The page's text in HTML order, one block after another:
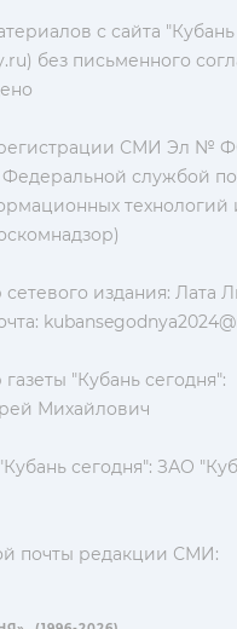
с сайта
без письменного
СМИ Эл №
Федеральной службой
технологий
сетевого издания: Лата
"Кубань сегодня":
Михайлович
сегодня": ЗАО
почты редакции СМИ: